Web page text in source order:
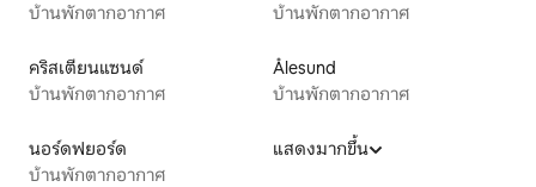
บ้านพักตากอากาศ
บ้านพักตากอากาศ
คริสเตียนแซนด์
บ้านพักตากอากาศ
Ålesund
บ้านพักตากอากาศ
นอร์ดฟยอร์ด
บ้านพักตากอากาศ
แสดงมากขึ้น